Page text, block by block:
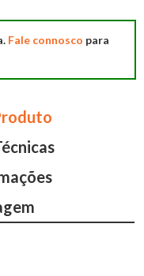
Fale connosco para